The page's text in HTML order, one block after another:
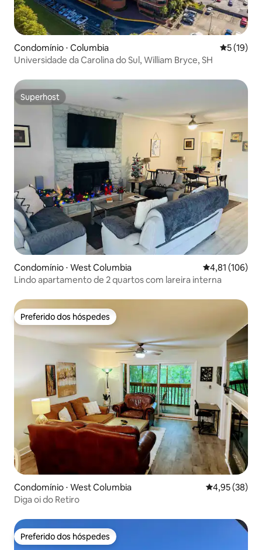
Condomínio ⋅ Columbia 5 de uma
5 (19)
Universidade da Carolina do Sul, William Bryce, SH
Superhost
Superhost
Condomínio ⋅ West Columbia 4,81 de uma
4,81 (106)
Lindo apartamento de 2 quartos com lareira interna
Preferido dos hóspedes
Preferido dos hóspedes
Condomínio ⋅ West Columbia 4,95 de uma
4,95 (38)
Diga oi do Retiro
Preferido dos hóspedes
Preferido dos hóspedes